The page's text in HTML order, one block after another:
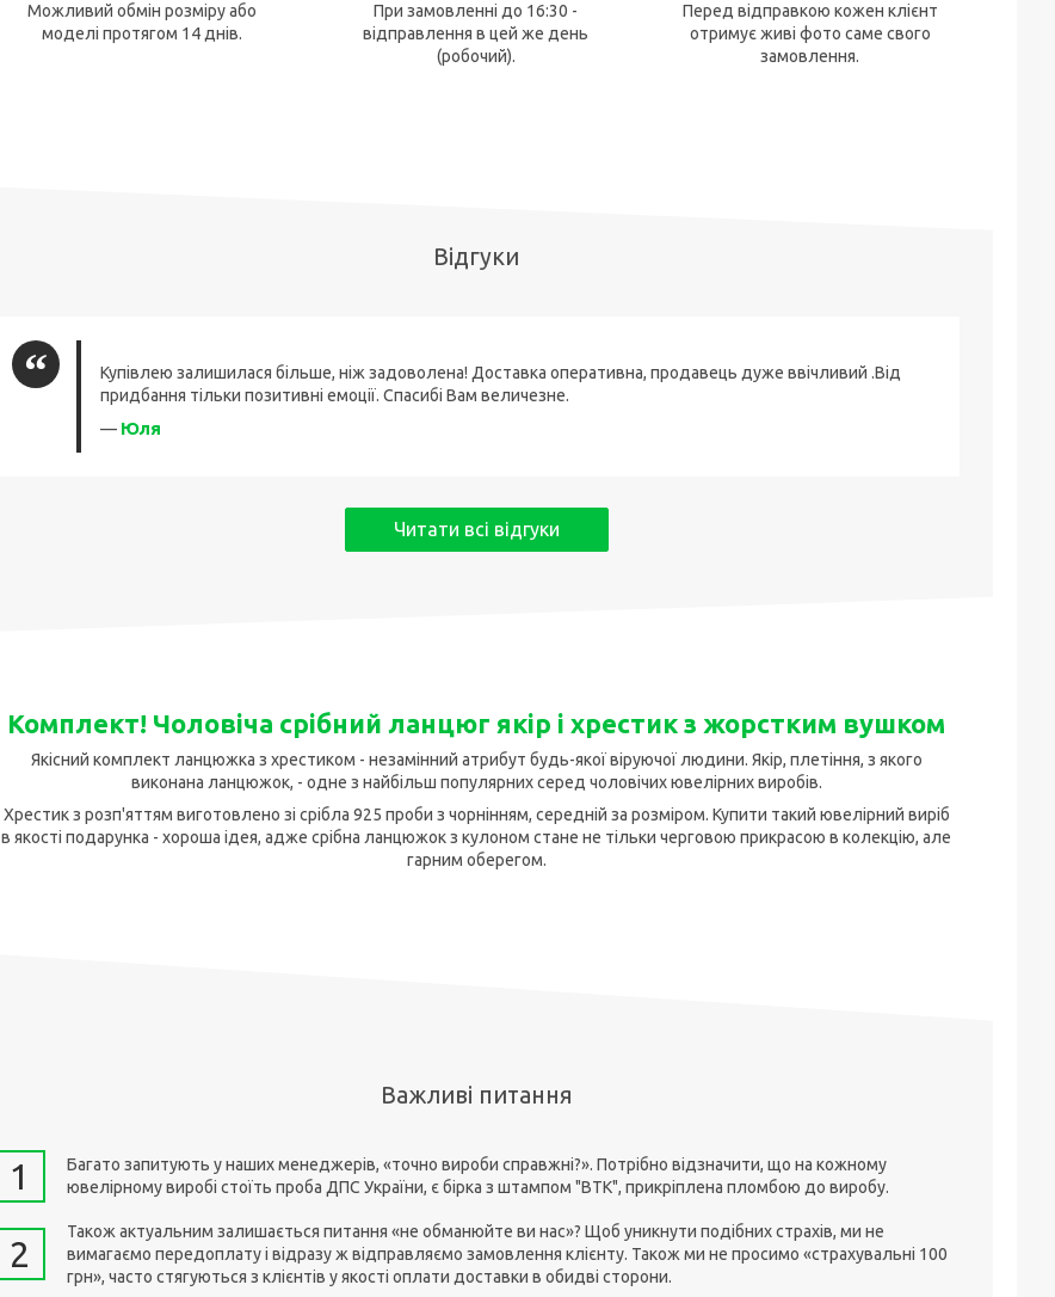
Можливий обмін розміру або
моделі протягом 14 днів.
При замовленні до 16:30 -
відправлення в цей же день
(робочий).
Перед відправкою кожен клієнт
отримує живі фото саме свого
замовлення.
Відгуки
Купівлею залишилася більше, ніж задоволена! Доставка оперативна, продавець дуже ввічливий .Від
придбання тільки позитивні емоції. Спасибі Вам величезне.
— Юля
Читати всі відгуки
Комплект! Чоловіча срібний ланцюг якір і хрестик з жорстким вушком
Якісний комплект ланцюжка з хрестиком - незамінний атрибут будь-якої віруючої людини. Якір, плетіння, з якого
виконана ланцюжок, - одне з найбільш популярних серед чоловічих ювелірних виробів.
Хрестик з розп'яттям виготовлено зі срібла 925 проби з чорнінням, середній за розміром. Купити такий ювелірний виріб
в якості подарунка - хороша ідея, адже срібна ланцюжок з кулоном стане не тільки черговою прикрасою в колекцію, але
гарним оберегом.
Важливі питання
1
Багато запитують у наших менеджерів, «точно вироби справжні?». Потрібно відзначити, що на кожному
ювелірному виробі стоїть проба ДПС України, є бірка з штампом "ВТК", прикріплена пломбою до виробу.
2
Також актуальним залишається питання «не обманюйте ви нас»? Щоб уникнути подібних страхів, ми не
вимагаємо передоплату і відразу ж відправляємо замовлення клієнту. Також ми не просимо «страхувальні 100
грн», часто стягуються з клієнтів у якості оплати доставки в обидві сторони.